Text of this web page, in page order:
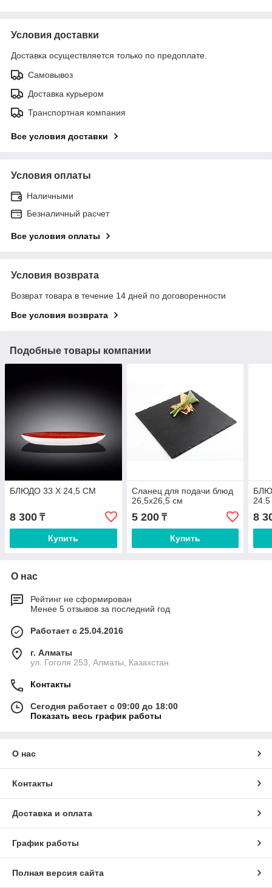
Условия доставки
Доставка осуществляется только по предоплате.
Самовывоз
Доставка курьером
Транспортная компания
Все условия доставки
Условия оплаты
Наличными
Безналичный расчет
Все условия оплаты
Условия возврата
Возврат товара в течение 14 дней по договоренности
Все условия возврата
Подобные товары компании
БЛЮДО 33 Х 24,5 СМ
8 300 ₸
Купить
Сланец для подачи блюд
26,5х26,5 см
5 200₸
Купить
24.5
8
О нас
Рейтинг не сформирован
Менее 5 отзывов за последний год
Работает с 25.04.2016
г. Алматы
ул. Гоголя 253, Алматы, Казахстан
Контакты
Сегодня работает с 09:00 до 18:00
Показать весь график работы
О нас
Контакты
Доставка и оплата
График работы
Полная версия сайта